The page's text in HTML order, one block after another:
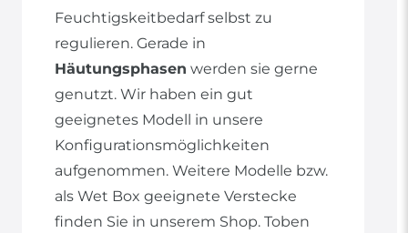
Feuchtigskeitbedarf selbst zu
regulieren. Gerade in
Häutungsphasen werden sie gerne
genutzt. Wir haben ein gut
geeignetes Modell in unsere
Konfigurationsmöglichkeiten
aufgenommen. Weitere Modelle bzw.
als Wet Box geeignete Verstecke
finden Sie in unserem Shop. Toben